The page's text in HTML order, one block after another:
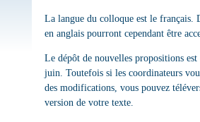
La langue du colloque est le français.
en anglais pourront cependant être
Le dépôt de nouvelles propositions
juin. Toutefois si les coordinateurs
des modifications, vous pouvez
version de votre texte.